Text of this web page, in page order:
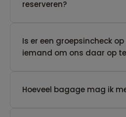
reserveren?
Is er een groepsincheck
iemand om ons daar op
Hoeveel bagage mag ik